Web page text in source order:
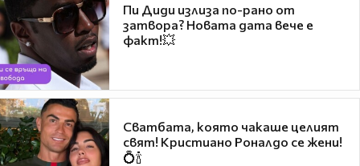
Пи Диди излиза по-рано от
затвора? Новата дата вече е
факт!💥
Сватбата, която чакаше целият
свят! Кристиано Роналдо се жени!
💍🍾